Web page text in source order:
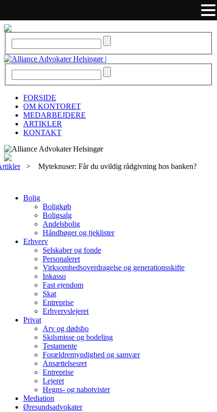
FORSIDE
OM KONTORET
MEDARBEJDERE
ARTIKLER
KONTAKT
> Myteknuser: Får du uvildig rådgivning hos banken?
Bolig
Boligkøb
Boligsalg
Andelsbolig
Håndbøger og tjeklister
Erhverv
Selskaber og fonde
Personaleret
Virksomhedsoverdragelse og generationsskifte
Inkasso
Fast ejendom
Skat
Entreprise
Erhvervslejeret
Privat
Arv og dødsbo
Skilsmisse og bodeling
Testamente
Forældremyndighed og samvær
Ansættelsesret
Entreprise
Lejeret
Hegns- og nabotvister
Mediation
Øresundsadvokater